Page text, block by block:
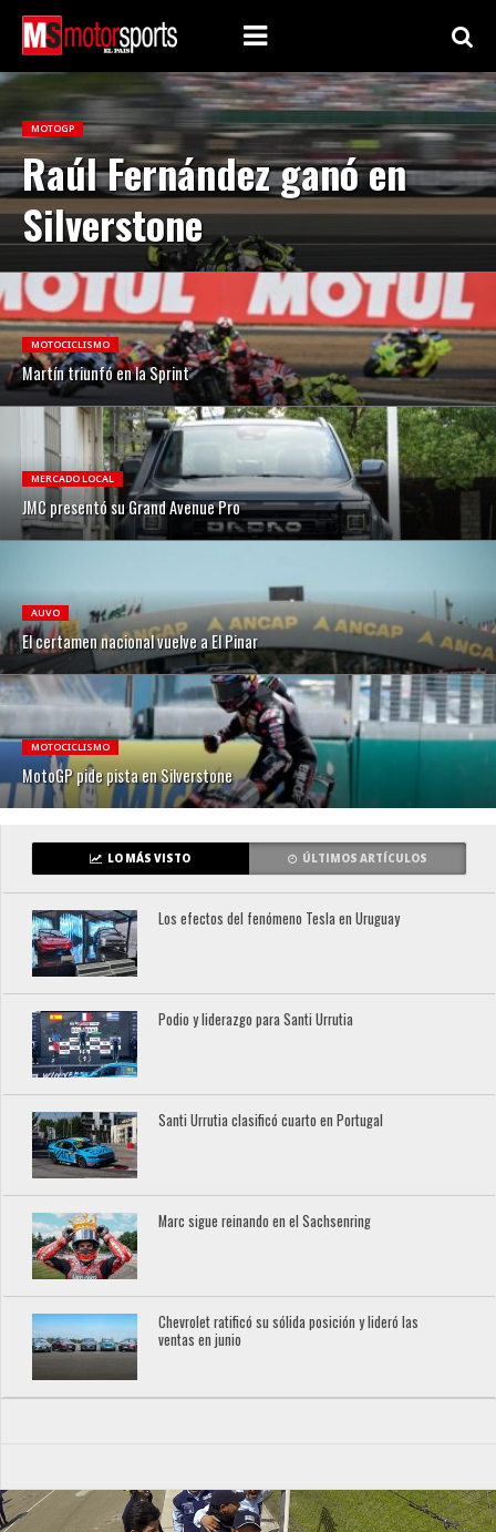
MOTOGP
Raúl Fernández ganó en
Silverstone
MOTOCICLISMO
Martín triunfó en la Sprint
MERCADO LOCAL
JMC presentó su Grand Avenue Pro
AUVO
El certamen nacional vuelve a El Pinar
MOTOCICLISMO
MotoGP pide pista en Silverstone
LO MÁS VISTO ÚLTIMOS ARTÍCULOS
Los efectos del fenómeno Tesla en Uruguay
Podio y liderazgo para Santi Urrutia
Santi Urrutia clasificó cuarto en Portugal
Marc sigue reinando en el Sachsenring
Chevrolet ratificó su sólida posición y lideró las
ventas en junio